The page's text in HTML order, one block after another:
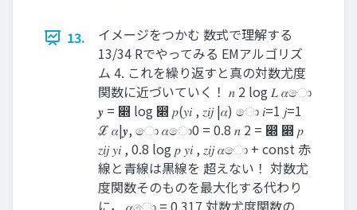
13.
イメージをつかむ 数式で理解する
13/34 Rでやってみる EMアルゴリズ
ム 4. これを繰り返すと真の対数尤度
関数に近づいていく！ 𝑛 2 log 𝐿 𝛼ො
𝒚 = ෍ log ෍ 𝑝(𝑦𝑖 , 𝑧𝑖𝑗 |𝛼) ො 𝑖=1 𝑗=1
ℒ 𝛼|𝒚, ො 𝛼ො0 = 0.8 𝑛 2 = ෍ ෍ 𝑝
𝑧𝑖𝑗 𝑦𝑖 , 0.8 log 𝑝 𝑦𝑖 , 𝑧𝑖𝑗 𝛼ො + const 赤
線と青線は黒線を 超えない！ 対数尤
度関数そのものを最大化する代わり
に， 𝛼ො = 0.317 対数尤度関数の